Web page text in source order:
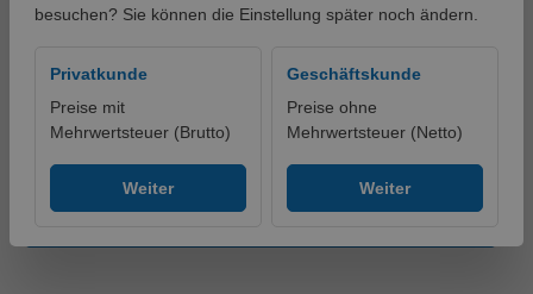
besuchen? Sie können die Einstellung später noch ändern.
Privatkunde
Preise mit
Mehrwertsteuer (Brutto)
Weiter
Geschäftskunde
Preise ohne
Mehrwertsteuer (Netto)
Weiter